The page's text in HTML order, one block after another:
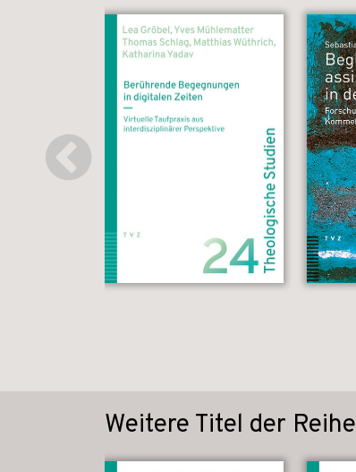
Weitere Titel der Reihe